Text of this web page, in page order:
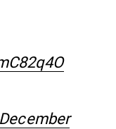
December